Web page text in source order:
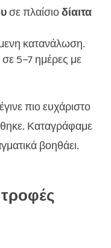
σε πλαίσιοδίαιτα
κατανάλωση.
5–7 ημέρες με
πιο ευχάριστο
Καταγράφαμε
βοηθάει.
τροφές